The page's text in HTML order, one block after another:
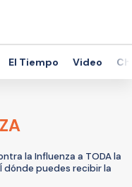
El Tiempo Video
la Influenza a TODA la
dónde puedes recibir la